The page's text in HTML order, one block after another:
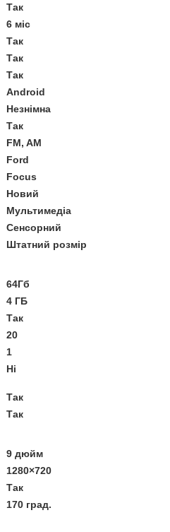
Так
6 міс
Так
Так
Так
Android
Незнімна
Так
FM, AM
Ford
Focus
Новий
Мультимедіа
Сенсорний
Штатний розмір
64Гб
4 ГБ
Так
20
1
Ні
Так
Так
9 дюйм
1280×720
Так
170 град.